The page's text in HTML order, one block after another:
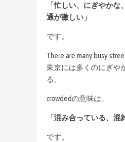
「忙しい、にぎやかな
通が激しい」
です。
There are many busy
東京には多くのにぎや
る。
crowdedの意味は、
「混み合っている、混
です。